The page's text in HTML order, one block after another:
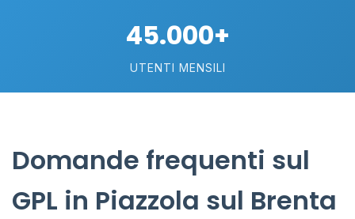
45.000+
UTENTI MENSILI
Domande frequenti sul
GPL in Piazzola sul Brenta